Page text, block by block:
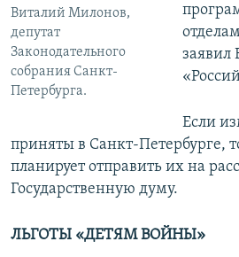
Виталий Милонов,
депутат
Законодательного
собрания Санкт-
Петербурга.
заявил
Если
приняты в Санкт-Петербурге,
планирует отправить их на
Государственную думу.
ЛЬГОТЫ «ДЕТЯМ ВОЙНЫ»